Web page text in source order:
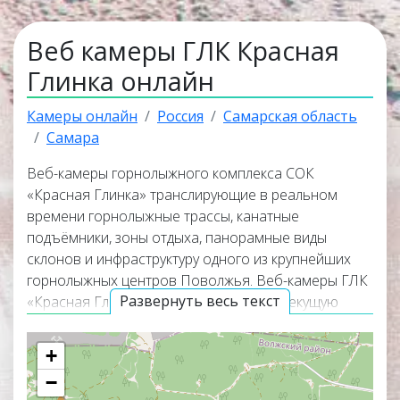
Веб камеры ГЛК Красная
Глинка онлайн
Камеры онлайн Россия
Самарская область
Самара
Развернуть весь текст
Веб-камеры горнолыжного комплекса СОК
«Красная Глинка» транслирующие в реальном
времени горнолыжные трассы, канатные
подъёмники, зоны отдыха, панорамные виды
склонов и инфраструктуру одного из крупнейших
горнолыжных центров Поволжья. Веб-камеры ГЛК
«Красная Глинка» позволяют увидеть текущую
удобно для лыжников и сноубордистов перед
поездкой на курорт. Некоторые трансляции
работают в прямом эфире со звуком, создавая
+
−